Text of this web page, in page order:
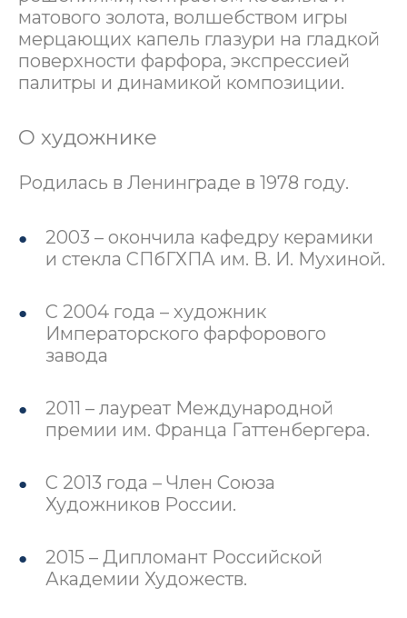
матового золота, волшебством игры
мерцающих капель глазури на гладкой
поверхности фарфора, экспрессией
палитры и динамикой композиции.
О художнике
Родилась в Ленинграде в 1978 году.
2003 – окончила кафедру керамики
и стекла СПбГХПА им. В. И. Мухиной.
С 2004 года – художник
Императорского фарфорового
завода
2011 – лауреат Международной
премии им. Франца Гаттенбергера.
С 2013 года – Член Союза
Художников России.
2015 – Дипломант Российской
Академии Художеств.